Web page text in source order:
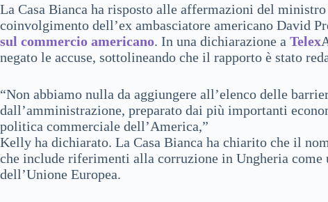
La Casa Bianca ha risposto alle affermazioni del
coinvolgimento dell’ex ambasciatore americano David
sul commercio americano. In una dichiarazione a Telex
negato le accuse, sottolineando che il rapporto è stato
“Non abbiamo nulla da aggiungere all’elenco delle
dall’amministrazione, preparato dai più importanti
politica commerciale dell’America,”
Kelly ha dichiarato. La Casa Bianca ha chiarito che il
che include riferimenti alla corruzione in Ungheria
dell’Unione Europea.